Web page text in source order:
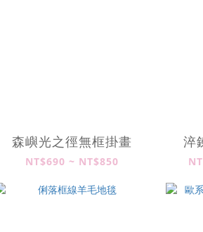
森嶼光之徑無框掛畫
NT$690 ~ NT$850
淬